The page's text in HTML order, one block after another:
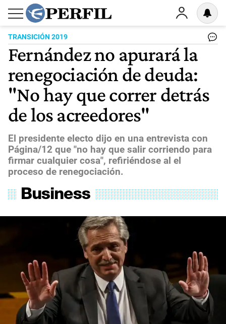
TRANSICIÓN 2019
Fernández no apurará la
renegociación de deuda:
"No hay que correr detrás
de los acreedores"
El presidente electo dijo en una entrevista con
Página/12 que "no hay que salir corriendo para
firmar cualquier cosa", refiriéndose al el
proceso de renegociación.